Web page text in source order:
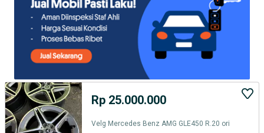
Rp 25.000.000
Velg Mercedes Benz AMG GLE450 R.20 ori